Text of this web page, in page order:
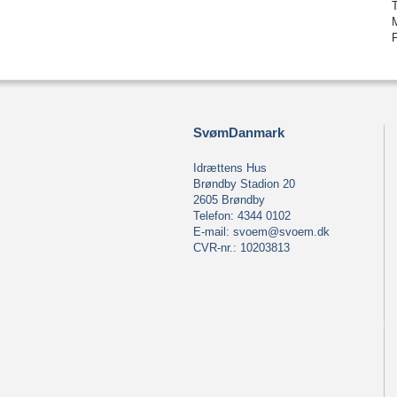
SvømDanmark
Idrættens Hus
Brøndby Stadion 20
2605 Brøndby
Telefon: 4344 0102
E-mail: svoem@svoem.dk
CVR-nr.: 10203813